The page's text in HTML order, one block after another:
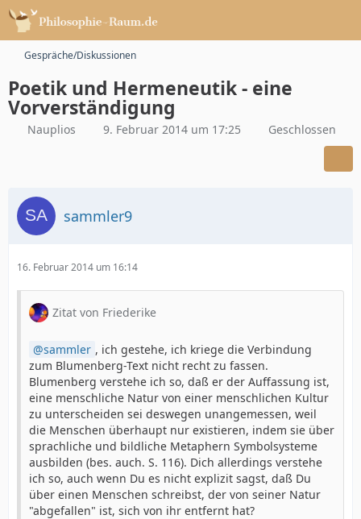
Gespräche/Diskussionen
Poetik und Hermeneutik - eine
Vorverständigung
Nauplios 9. Februar 2014 um 17:25 Geschlossen
sammler9
16. Februar 2014 um 16:14
Zitat von Friederike
sammler , ich gestehe, ich kriege die Verbindung
zum Blumenberg-Text nicht recht zu fassen.
Blumenberg verstehe ich so, daß er der Auffassung ist,
eine menschliche Natur von einer menschlichen Kultur
zu unterscheiden sei deswegen unangemessen, weil
die Menschen überhaupt nur existieren, indem sie über
sprachliche und bildliche Metaphern Symbolsysteme
ausbilden (bes. auch. S. 116). Dich allerdings verstehe
ich so, auch wenn Du es nicht explizit sagst, daß Du
über einen Menschen schreibst, der von seiner Natur
"abgefallen" ist, sich von ihr entfernt hat?